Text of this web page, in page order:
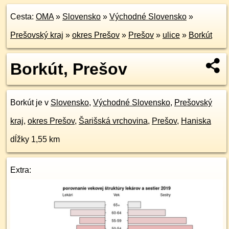
Cesta: OMA» Slovensko » Východné Slovensko »
Prešovský kraj » okres Prešov » Prešov » ulice » Borkút
Borkút, Prešov
Borkút je v Slovensko, Východné Slovensko, Prešovský
kraj, okres Prešov, Šarišská vrchovina, Prešov, Haniska
dĺžky 1,55 km
Extra: